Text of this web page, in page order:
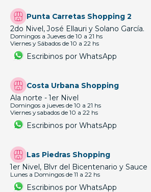
Punta Carretas Shopping 2
2do Nivel, José Ellauri y Solano García.
Domingos a Jueves de 10 a 21 hs
Viernes y Sábados de 10 a 22 hs
Escribinos por WhatsApp
Costa Urbana Shopping
Ala norte - 1er Nivel
Domingos a jueves de 10 a 21 hs
Viernes y sabados de 10 a 22 hs
Escribinos por WhatsApp
Las Piedras Shopping
1er Nivel, Blvr del Bicentenario y Sauce
Lunes a Domingos de 11 a 22 hs
Escribinos por WhatsApp